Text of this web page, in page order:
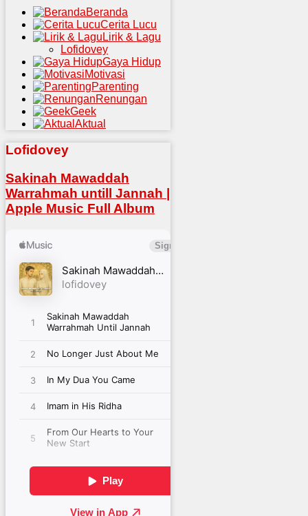
Beranda
Cerita Lucu
Lirik & Lagu
Lofidovey
Gaya Hidup
Motivasi
Parenting
Renungan
Geek
Aktual
Lofidovey
Sakinah Mawaddah
Warrahmah untill Jannah |
Apple Music Full Album